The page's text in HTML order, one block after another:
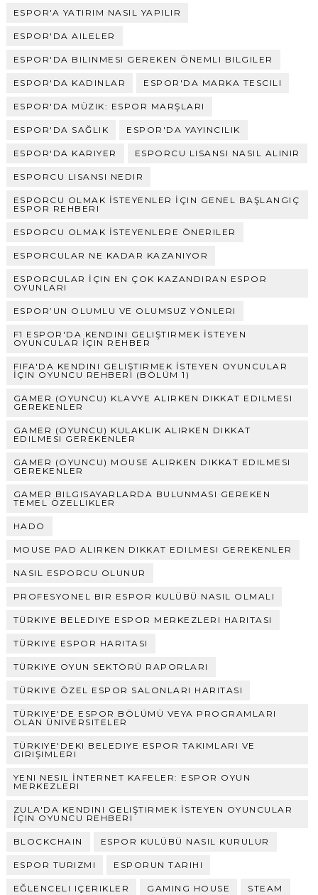
ESPOR'A YATIRIM NASIL YAPILIR
ESPOR'DA AILELER
ESPOR'DA BILINMESI GEREKEN ÖNEMLI BILGILER
ESPOR'DA KADINLAR ESPOR'DA MARKA TESCILI
ESPOR'DA MÜZIK: ESPOR MARŞLARI
ESPOR'DA SAĞLIK ESPOR'DA YAYINCILIK
ESPOR'DA KARIYER ESPORCU LISANSI NASIL ALINIR
ESPORCU LISANSI NEDIR
ESPORCU OLMAK İSTEYENLER İÇIN GENEL BAŞLANGIÇ
ESPOR REHBERI
ESPORCU OLMAK İSTEYENLERE ÖNERILER
ESPORCULAR NE KADAR KAZANIYOR
ESPORCULAR İÇIN EN ÇOK KAZANDIRAN ESPOR
OYUNLARI
ESPOR’UN OLUMLU VE OLUMSUZ YÖNLERI
F1 ESPOR'DA KENDINI GELIŞTIRMEK İSTEYEN
OYUNCULAR İÇIN REHBER
FIFA'DA KENDINI GELIŞTIRMEK İSTEYEN OYUNCULAR
İÇIN OYUNCU REHBERI (BÖLÜM 1)
GAMER (OYUNCU) KLAVYE ALIRKEN DIKKAT EDILMESI
GEREKENLER
GAMER (OYUNCU) KULAKLIK ALIRKEN DIKKAT
EDILMESI GEREKENLER
GAMER (OYUNCU) MOUSE ALIRKEN DIKKAT EDILMESI
GEREKENLER
GAMER BILGISAYARLARDA BULUNMASI GEREKEN
TEMEL ÖZELLIKLER
HADO
MOUSE PAD ALIRKEN DIKKAT EDILMESI GEREKENLER
NASIL ESPORCU OLUNUR
PROFESYONEL BIR ESPOR KULÜBÜ NASIL OLMALI
TÜRKIYE BELEDIYE ESPOR MERKEZLERI HARITASI
TÜRKIYE ESPOR HARITASI
TÜRKIYE OYUN SEKTÖRÜ RAPORLARI
TÜRKIYE ÖZEL ESPOR SALONLARI HARITASI
TÜRKIYE'DE ESPOR BÖLÜMÜ VEYA PROGRAMLARI
OLAN ÜNIVERSITELER
TÜRKIYE'DEKI BELEDIYE ESPOR TAKIMLARI VE
GIRIŞIMLERI
YENI NESIL İNTERNET KAFELER: ESPOR OYUN
MERKEZLERI
ZULA'DA KENDINI GELIŞTIRMEK İSTEYEN OYUNCULAR
İÇIN OYUNCU REHBERI
BLOCKCHAIN ESPOR KULÜBÜ NASIL KURULUR
ESPOR TURIZMI ESPORUN TARIHI
EĞLENCELI IÇERIKLER GAMING HOUSE STEAM